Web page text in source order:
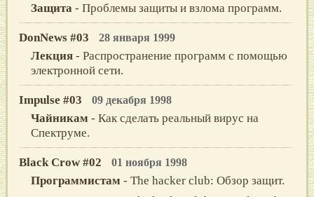
Защита - Проблемы защиты и взлома программ.
DonNews #03 28 января 1999
Лекция - Распространение программ с помощью
электронной сети.
Impulse #03 09 декабря 1998
Чайникам - Как сделать реальный вирус на
Спектруме.
Black Crow #02 01 ноября 1998
Программистам - The hacker club: Обзор защит.